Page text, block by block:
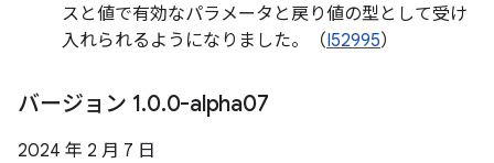
スと値で有効なパラメータと戻り値の型として受け
入れられるようになりました。（I52995）
バージョン 1.0.0-alpha07
2024 年 2 月 7 日